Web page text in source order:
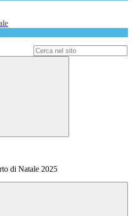
di Natale 2025